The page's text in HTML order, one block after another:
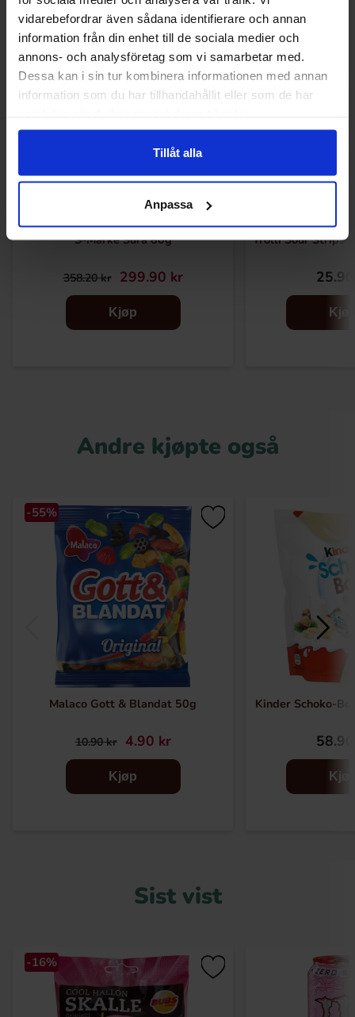
vidarebefordrar även sådana identifierare och annan
information från din enhet till de sociala medier och
annons- och analysföretag som vi samarbetar med.
Dessa kan i sin tur kombinera informationen med annan
information som du har tillhandahållit eller som de har
Tillåt alla
Anpassa
S-Märke Sura 80g
358.20 kr 299.90 kr
Kjøp
Trolli Sour Strips
Andre kjøpte også
-55%
Malaco Gott & Blandat 50g
10.90 kr 4.90 kr
Kjøp
Kinder Schoko-
Sist vist
-16%